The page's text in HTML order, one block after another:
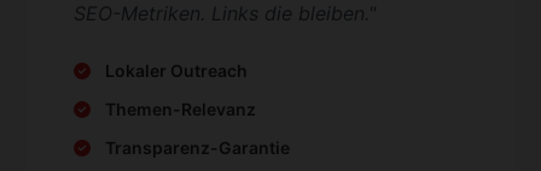
SEO-Metriken. Links die bleiben."
Lokaler Outreach
Themen-Relevanz
Transparenz-Garantie